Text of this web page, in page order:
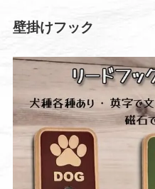
壁掛けフック